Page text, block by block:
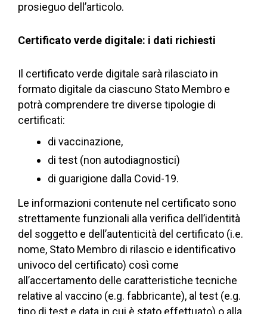
prosieguo dell’articolo.
Certificato verde digitale: i dati richiesti
Il certificato verde digitale sarà rilasciato in
formato digitale da ciascuno Stato Membro e
potrà comprendere tre diverse tipologie di
certificati:
di vaccinazione,
di test (non autodiagnostici)
di guarigione dalla Covid-19.
Le informazioni contenute nel certificato sono
strettamente funzionali alla verifica dell’identità
del soggetto e dell’autenticità del certificato (i.e.
nome, Stato Membro di rilascio e identificativo
univoco del certificato) così come
all’accertamento delle caratteristiche tecniche
relative al vaccino (e.g. fabbricante), al test (e.g.
tipo di test e data in cui è stato effettuato) o alla